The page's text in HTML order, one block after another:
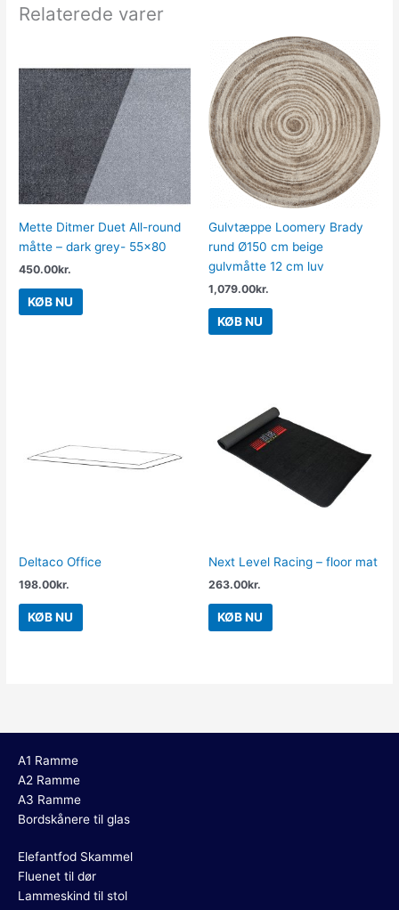
Relaterede varer
Mette Ditmer Duet All-round
måtte – dark grey- 55×80
450.00kr.
KØB NU
Gulvtæppe Loomery Brady
rund Ø150 cm beige
gulvmåtte 12 cm luv
1,079.00kr.
KØB NU
Deltaco Office
198.00kr.
KØB NU
Next Level Racing – floor mat
263.00kr.
KØB NU
A1 Ramme
A2 Ramme
A3 Ramme
Bordskånere til glas
Elefantfod Skammel
Fluenet til dør
Lammeskind til stol